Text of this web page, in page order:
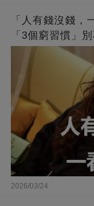
「人有錢沒錢，
「3個窮習慣」
2026/03/24